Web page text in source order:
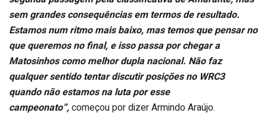
sem grandes consequências em termos de resultado.
Estamos num ritmo mais baixo, mas temos que pensar no
que queremos no final, e isso passa por chegar a
Matosinhos como melhor dupla nacional. Não faz
qualquer sentido tentar discutir posições no WRC3
quando não estamos na luta por esse
campeonato”,começou por dizer Armindo Araújo.